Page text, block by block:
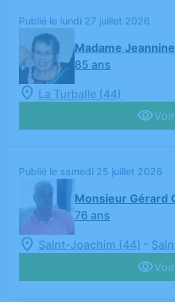
Publié le lundi 27 juillet 2026
Madame
85 ans
La Turballe (44)
Voir
Publié le samedi 25 juillet 2026
Monsieur Gérard
76 ans
Saint-Joachim (44) -
Voir